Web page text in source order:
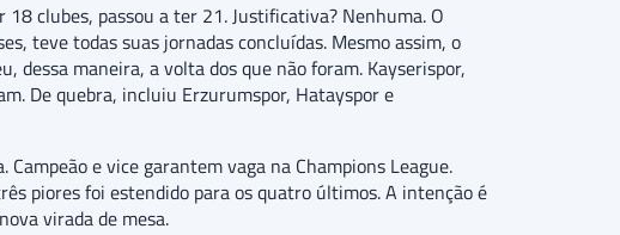
clubes, passou a ter 21. Justificativa? Nenhuma. O
teve todas suas jornadas concluídas. Mesmo assim, o
dessa maneira, a volta dos que não foram. Kayserispor,
De quebra, incluiu Erzurumspor, Hatayspor e
e vice garantem vaga na Champions League.
piores foi estendido para os quatro últimos. A intenção é
virada de mesa.